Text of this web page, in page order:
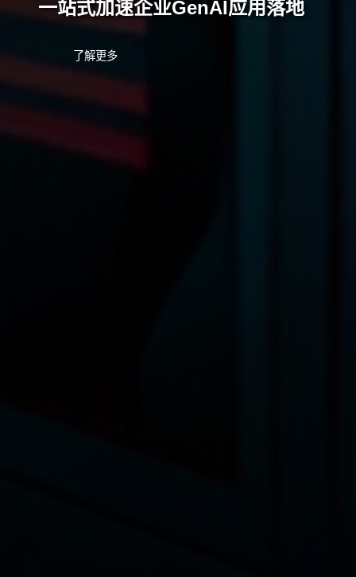
一站式加速企业GenAI应用落地
了解更多